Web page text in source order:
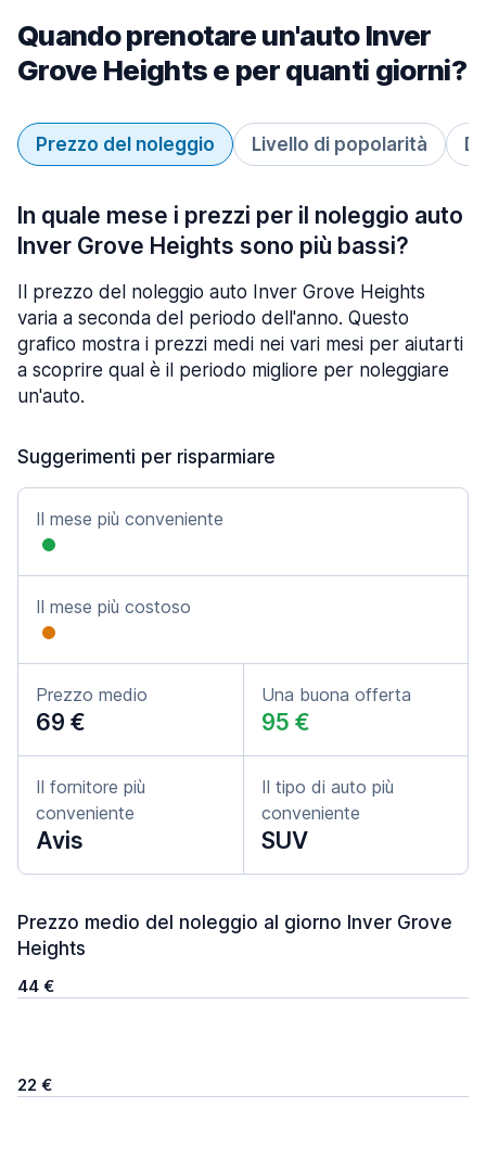
Quando prenotare un'auto Inver
Grove Heights e per quanti giorni?
Prezzo del noleggio Livello di popolarità
In quale mese i prezzi per il noleggio auto
Inver Grove Heights sono più bassi?
Il prezzo del noleggio auto Inver Grove Heights
varia a seconda del periodo dell'anno. Questo
grafico mostra i prezzi medi nei vari mesi per aiutarti
a scoprire qual è il periodo migliore per noleggiare
un'auto.
Suggerimenti per risparmiare
Il mese più conveniente
Il mese più costoso
Prezzo medio
69 €
Una buona offerta
95 €
Il fornitore più
conveniente
Avis
Il tipo di auto più
conveniente
SUV
Prezzo medio del noleggio al giorno Inver Grove
Heights
44 €
22 €